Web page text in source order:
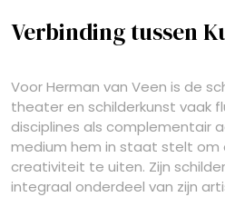
Verbinding tussen
Voor Herman van Veen is de
theater en schilderkunst vaak
disciplines als complementair
medium hem in staat stelt om
creativiteit te uiten. Zijn
integraal onderdeel van zijn